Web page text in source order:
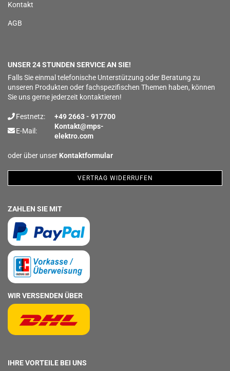
Kontakt
AGB
UNSER 24 STUNDEN SERVICE AN SIE!
Falls Sie einmal telefonische Unterstützung oder Beratung zu
unseren Produkten oder fachspezifischen Themen haben, können
Sie uns gerne jederzeit kontaktieren!
Festnetz:
+49 2663 - 917700
E-Mail:
Kontakt@mps-
elektro.com
oder über unser Kontaktformular
VERTRAG WIDERRUFEN
ZAHLEN SIE MIT
WIR VERSENDEN ÜBER
IHRE VORTEILE BEI UNS